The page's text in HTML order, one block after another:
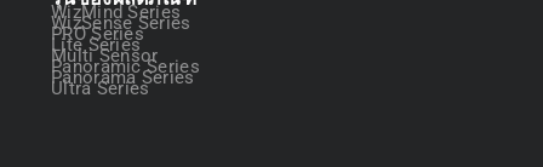
WizMind Series
WizSense Series
PRO Series
Lite Series
Multi Sensor
Panoramic Series
Panorama Series
Ultra Series